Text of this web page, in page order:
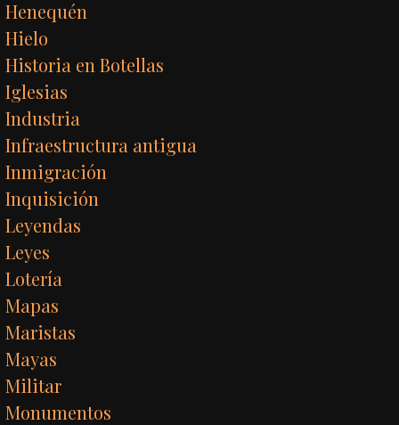
Henequén
Hielo
Historia en Botellas
Iglesias
Industria
Infraestructura antigua
Inmigración
Inquisición
Leyendas
Leyes
Lotería
Mapas
Maristas
Mayas
Militar
Monumentos